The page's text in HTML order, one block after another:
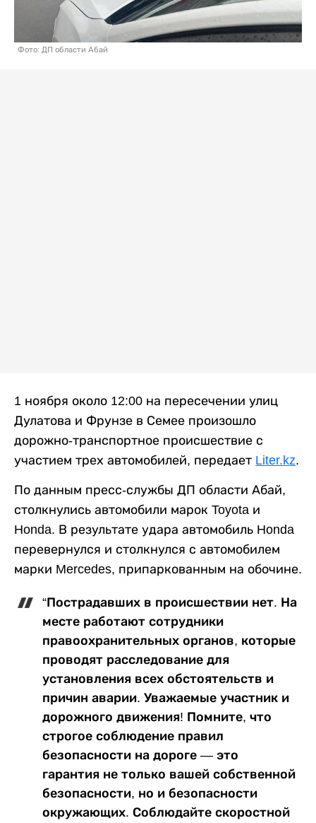
Фото: ДП области Абай
1 ноября около 12:00 на пересечении улиц
Дулатова и Фрунзе в Семее произошло
дорожно-транспортное происшествие с
участием трех автомобилей, передает Liter.kz.
По данным пресс-службы ДП области Абай,
столкнулись автомобили марок Toyota и
Honda. В результате удара автомобиль Honda
перевернулся и столкнулся с автомобилем
марки Mercedes, припаркованным на обочине.
“Пострадавших в происшествии нет. На
месте работают сотрудники
правоохранительных органов, которые
проводят расследование для
установления всех обстоятельств и
причин аварии. Уважаемые участник и
дорожного движения! Помните, что
строгое соблюдение правил
безопасности на дороге — это
гарантия не только вашей собственной
безопасности, но и безопасности
окружающих. Соблюдайте скоростной